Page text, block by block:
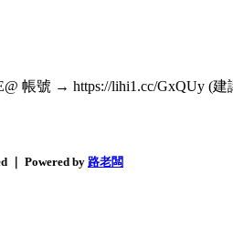
帳號 → https://lihi1.cc/GxQUy (
｜ Powered by 路老闆